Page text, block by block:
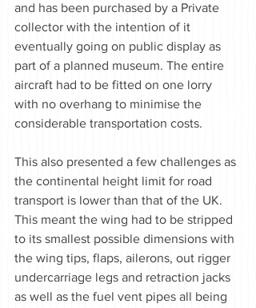
and has been purchased by a Private
collector with the intention of it
eventually going on public display as
part of a planned museum. The entire
aircraft had to be fitted on one lorry
with no overhang to minimise the
considerable transportation costs.
This also presented a few challenges as
the continental height limit for road
transport is lower than that of the UK.
This meant the wing had to be stripped
to its smallest possible dimensions with
the wing tips, flaps, ailerons, out rigger
undercarriage legs and retraction jacks
as well as the fuel vent pipes all being